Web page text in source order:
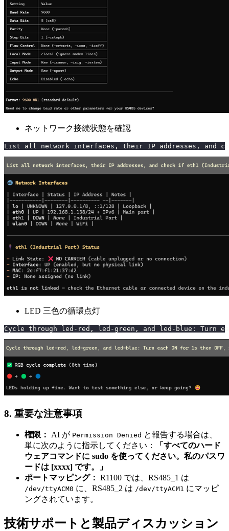
ネットワーク接続状態を確認
List all network interfaces, their IP addresses, and
LED 三色の循環点灯
Cycle through led-red, led-green, and led-blue: Turn
8. 重要な注意事項
権限： AI が Permission Denied と報告する場合は、
単に次のように指示してください：
「すべてのハード
ウェアコマンドに sudo を使ってください。私のパスワ
ードは [xxxx] です。」
ポートマッピング： R1100 では、RS485_1 は
/dev/ttyACM0 に、RS485_2 は /dev/ttyACM1 にマッピ
ングされています。
技術サポートと製品ディスカッション